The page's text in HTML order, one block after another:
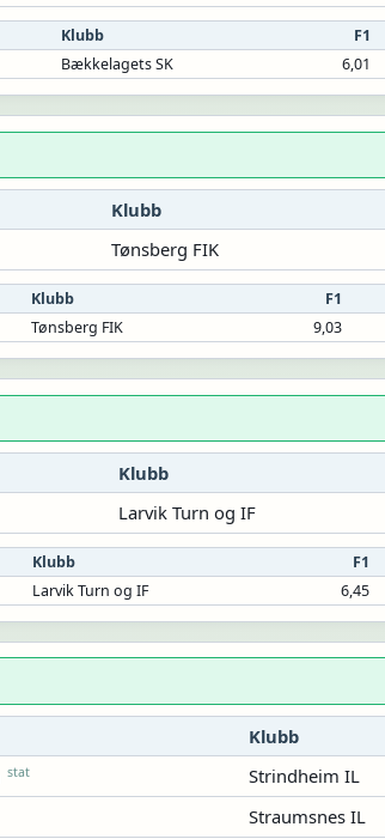
Klubb F1
Bækkelagets SK 6,01
Klubb
Tønsberg FIK
Klubb F1
Tønsberg FIK 9,03
Klubb
Larvik Turn og IF
Klubb F1
Larvik Turn og IF 6,45
Klubb
stat Strindheim IL
Straumsnes IL